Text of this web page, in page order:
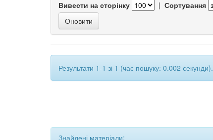
Вивести на сторінку | Сортування
Результати 1-1 зі 1 (час пошуку: 0.002 секунди).
Знайдені матеріали: